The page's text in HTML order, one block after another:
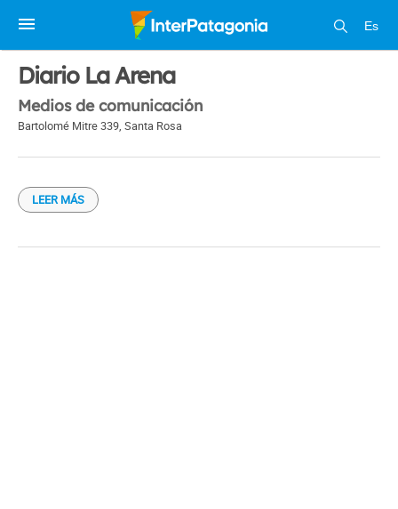
Es
1 / 1
Diario La Arena
Medios de comunicación
Bartolomé Mitre 339, Santa Rosa
LEER MÁS